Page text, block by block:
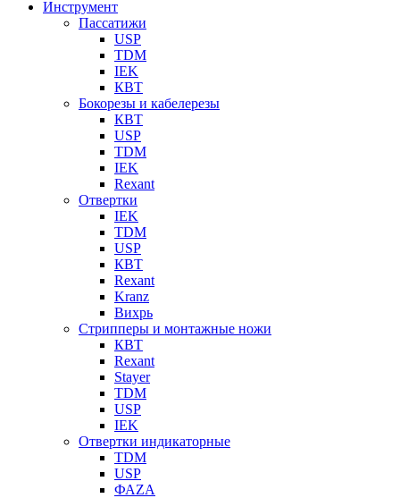
Инструмент
Пассатижи
USP
TDM
IEK
КВТ
Бокорезы и кабелерезы
КВТ
USP
TDM
IEK
Rexant
Отвертки
IEK
TDM
USP
КВТ
Rexant
Kranz
Вихрь
Стрипперы и монтажные ножи
КВТ
Rexant
Stayer
TDM
USP
IEK
Отвертки индикаторные
TDM
USP
ФАZА